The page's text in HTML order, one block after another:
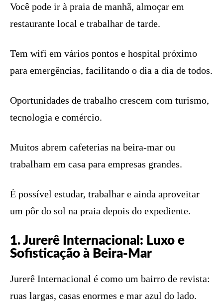
Você pode ir à praia de manhã, almoçar em
restaurante local e trabalhar de tarde.
Tem wifi em vários pontos e hospital próximo
para emergências, facilitando o dia a dia de todos.
Oportunidades de trabalho crescem com turismo,
tecnologia e comércio.
Muitos abrem cafeterias na beira-mar ou
trabalham em casa para empresas grandes.
É possível estudar, trabalhar e ainda aproveitar
um pôr do sol na praia depois do expediente.
1. Jurerê Internacional: Luxo e
Sofisticação à Beira-Mar
Jurerê Internacional é como um bairro de revista:
ruas largas, casas enormes e mar azul do lado.